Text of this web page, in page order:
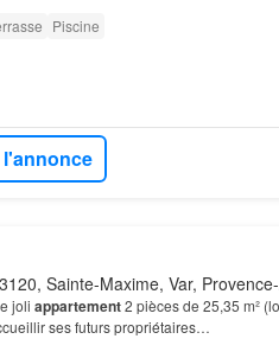
Piscine
Sainte-Maxime, Var,
joli appartement2 pièces de 25,35 m²
ses futurs propriétaires…